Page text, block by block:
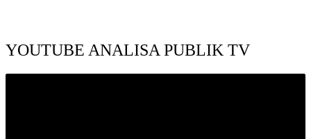
YOUTUBE ANALISA PUBLIK TV